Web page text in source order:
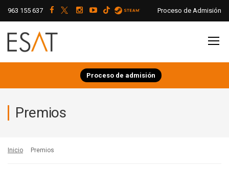
Proceso de admisión
963 155 637 Proceso de Admisión
Premios
Inicio Premios